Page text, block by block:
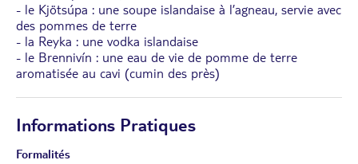
- le Kjötsúpa : une soupe islandaise à l’agneau, servie avec
des pommes de terre
- la Reyka : une vodka islandaise
- le Brennivín : une eau de vie de pomme de terre
aromatisée au cavi (cumin des près)
Informations Pratiques
Formalités